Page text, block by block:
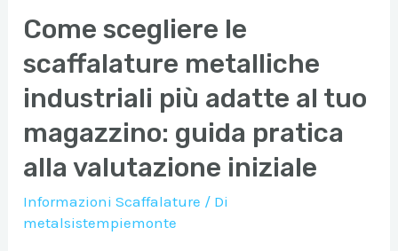
Come scegliere le
scaffalature metalliche
industriali più adatte al tuo
magazzino: guida pratica
alla valutazione iniziale
Informazioni Scaffalature / Di
metalsistempiemonte